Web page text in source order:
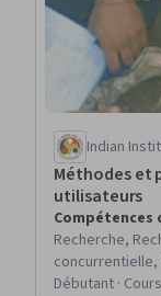
Indian
Méthodes et
utilisateurs
Compétences
Recherche,
concurrentielle,
matière
Débutant ·